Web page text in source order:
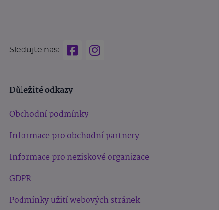
Sledujte nás:
Důležité odkazy
Obchodní podmínky
Informace pro obchodní partnery
Informace pro neziskové organizace
GDPR
Podmínky užití webových stránek